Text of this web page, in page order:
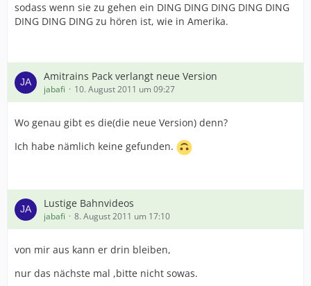
sodass wenn sie zu gehen ein DING DING DING DING DING
DING DING DING zu hören ist, wie in Amerika.
Amitrains Pack verlangt neue Version
jabafi 10. August 2011 um 09:27
Wo genau gibt es die(die neue Version) denn?
Ich habe nämlich keine gefunden.
Lustige Bahnvideos
jabafi 8. August 2011 um 17:10
von mir aus kann er drin bleiben,
nur das nächste mal ,bitte nicht sowas.